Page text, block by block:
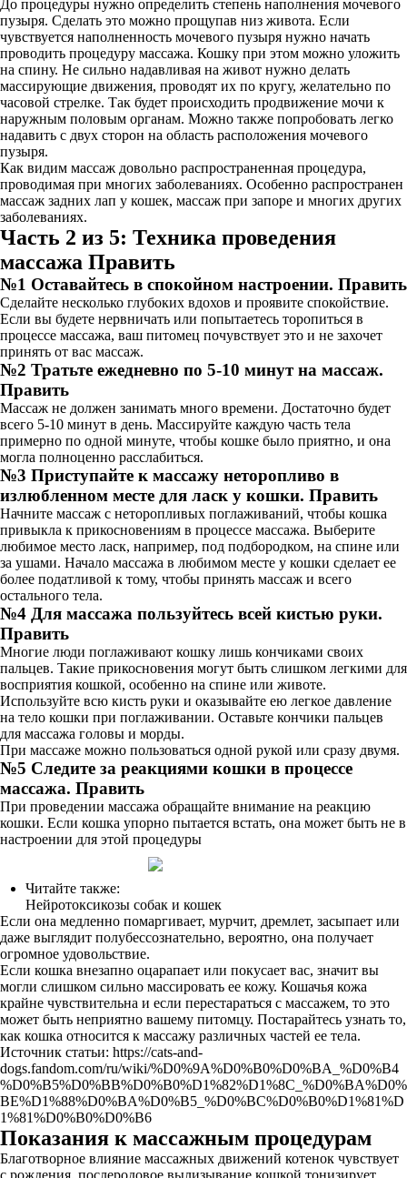
До процедуры нужно определить степень наполнения мочевого
пузыря. Сделать это можно прощупав низ живота. Если
чувствуется наполненность мочевого пузыря нужно начать
проводить процедуру массажа. Кошку при этом можно уложить
на спину. Не сильно надавливая на живот нужно делать
массирующие движения, проводят их по кругу, желательно по
часовой стрелке. Так будет происходить продвижение мочи к
наружным половым органам. Можно также попробовать легко
надавить с двух сторон на область расположения мочевого
пузыря.
Как видим массаж довольно распространенная процедура,
проводимая при многих заболеваниях. Особенно распространен
массаж задних лап у кошек, массаж при запоре и многих других
заболеваниях.
Часть 2 из 5: Техника проведения
массажа Править
№1 Оставайтесь в спокойном настроении. Править
Сделайте несколько глубоких вдохов и проявите спокойствие.
Если вы будете нервничать или попытаетесь торопиться в
процессе массажа, ваш питомец почувствует это и не захочет
принять от вас массаж.
№2 Тратьте ежедневно по 5-10 минут на массаж.
Править
Массаж не должен занимать много времени. Достаточно будет
всего 5-10 минут в день. Массируйте каждую часть тела
примерно по одной минуте, чтобы кошке было приятно, и она
могла полноценно расслабиться.
№3 Приступайте к массажу неторопливо в
излюбленном месте для ласк у кошки. Править
Начните массаж с неторопливых поглаживаний, чтобы кошка
привыкла к прикосновениям в процессе массажа. Выберите
любимое место ласк, например, под подбородком, на спине или
за ушами. Начало массажа в любимом месте у кошки сделает ее
более податливой к тому, чтобы принять массаж и всего
остального тела.
№4 Для массажа пользуйтесь всей кистью руки.
Править
Многие люди поглаживают кошку лишь кончиками своих
пальцев. Такие прикосновения могут быть слишком легкими для
восприятия кошкой, особенно на спине или животе.
Используйте всю кисть руки и оказывайте ею легкое давление
на тело кошки при поглаживании. Оставьте кончики пальцев
для массажа головы и морды.
При массаже можно пользоваться одной рукой или сразу двумя.
№5 Следите за реакциями кошки в процессе
массажа. Править
При проведении массажа обращайте внимание на реакцию
кошки. Если кошка упорно пытается встать, она может быть не в
настроении для этой процедуры
Читайте также:
Нейротоксикозы собак и кошек
Если она медленно помаргивает, мурчит, дремлет, засыпает или
даже выглядит полубессознательно, вероятно, она получает
огромное удовольствие.
Если кошка внезапно оцарапает или покусает вас, значит вы
могли слишком сильно массировать ее кожу. Кошачья кожа
крайне чувствительна и если перестараться с массажем, то это
может быть неприятно вашему питомцу. Постарайтесь узнать то,
как кошка относится к массажу различных частей ее тела.
Источник статьи: https://cats-and-
dogs.fandom.com/ru/wiki/%D0%9A%D0%B0%D0%BA_%D0%B4
%D0%B5%D0%BB%D0%B0%D1%82%D1%8C_%D0%BA%D0%
BE%D1%88%D0%BA%D0%B5_%D0%BC%D0%B0%D1%81%D
1%81%D0%B0%D0%B6
Показания к массажным процедурам
Благотворное влияние массажных движений котенок чувствует
с рождения, послеродовое вылизывание кошкой тонизирует